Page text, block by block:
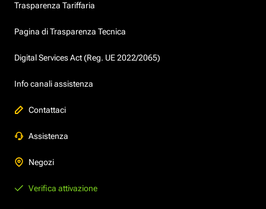
Trasparenza Tariffaria
Pagina di Trasparenza Tecnica
Digital Services Act (Reg. UE 2022/2065)
Info canali assistenza
Contattaci
Assistenza
Negozi
Verifica attivazione